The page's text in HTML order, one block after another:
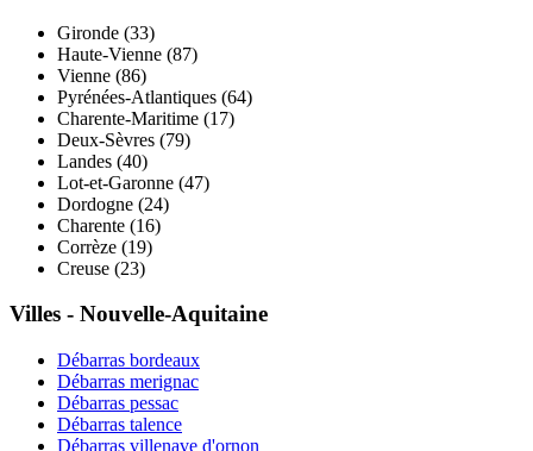
Gironde (33)
Haute-Vienne (87)
Vienne (86)
Pyrénées-Atlantiques (64)
Charente-Maritime (17)
Deux-Sèvres (79)
Landes (40)
Lot-et-Garonne (47)
Dordogne (24)
Charente (16)
Corrèze (19)
Creuse (23)
Villes - Nouvelle-Aquitaine
Débarras bordeaux
Débarras merignac
Débarras pessac
Débarras talence
Débarras villenave d'ornon